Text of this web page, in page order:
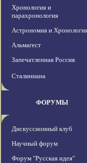
Хронология и
парахронология
Астрономия и
Альмагест
Запечатленная Россия
Сталиниана
ФОРУМЫ
Дискуссионный клуб
Научный форум
Форум "Русская идея"